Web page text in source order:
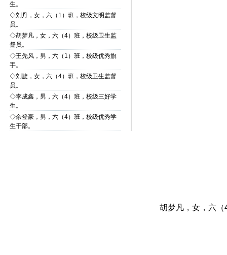
生。
◇刘丹，女，六（1）班，校级文明监督
员。
◇胡梦凡，女，六（4）班，校级卫生监
督员。
◇王先风，男，六（1）班，校级优秀旗
手。
◇刘旋，女，六（4）班，校级卫生监督
员。
◇李成鑫，男，六（4）班，校级三好学
生。
◇余登豪，男，六（4）班，校级优秀学
生干部。
胡梦凡，女，六